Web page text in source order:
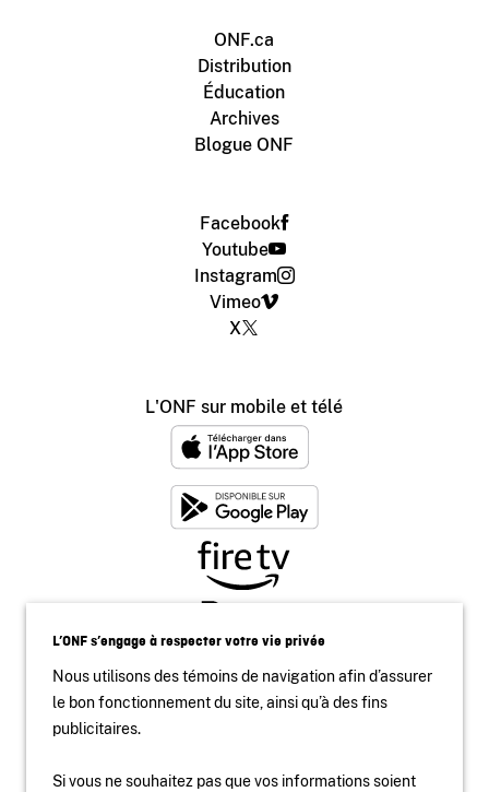
ONF.ca
Distribution
Éducation
Archives
Blogue ONF
Facebook
Youtube
Instagram
Vimeo
X
L'ONF sur mobile et télé
L’ONF s’engage à respecter votre vie privée
Nous utilisons des témoins de navigation afin d’assurer
le bon fonctionnement du site, ainsi qu’à des fins
publicitaires.
Si vous ne souhaitez pas que vos informations soient